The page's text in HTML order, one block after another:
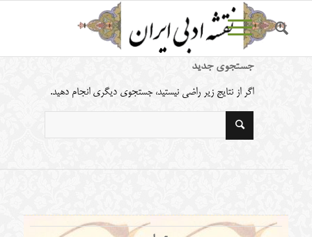
جستجوی جدید
اگر از نتایج زیر راضی نیستید، جستجوی دیگری انجام دهید.